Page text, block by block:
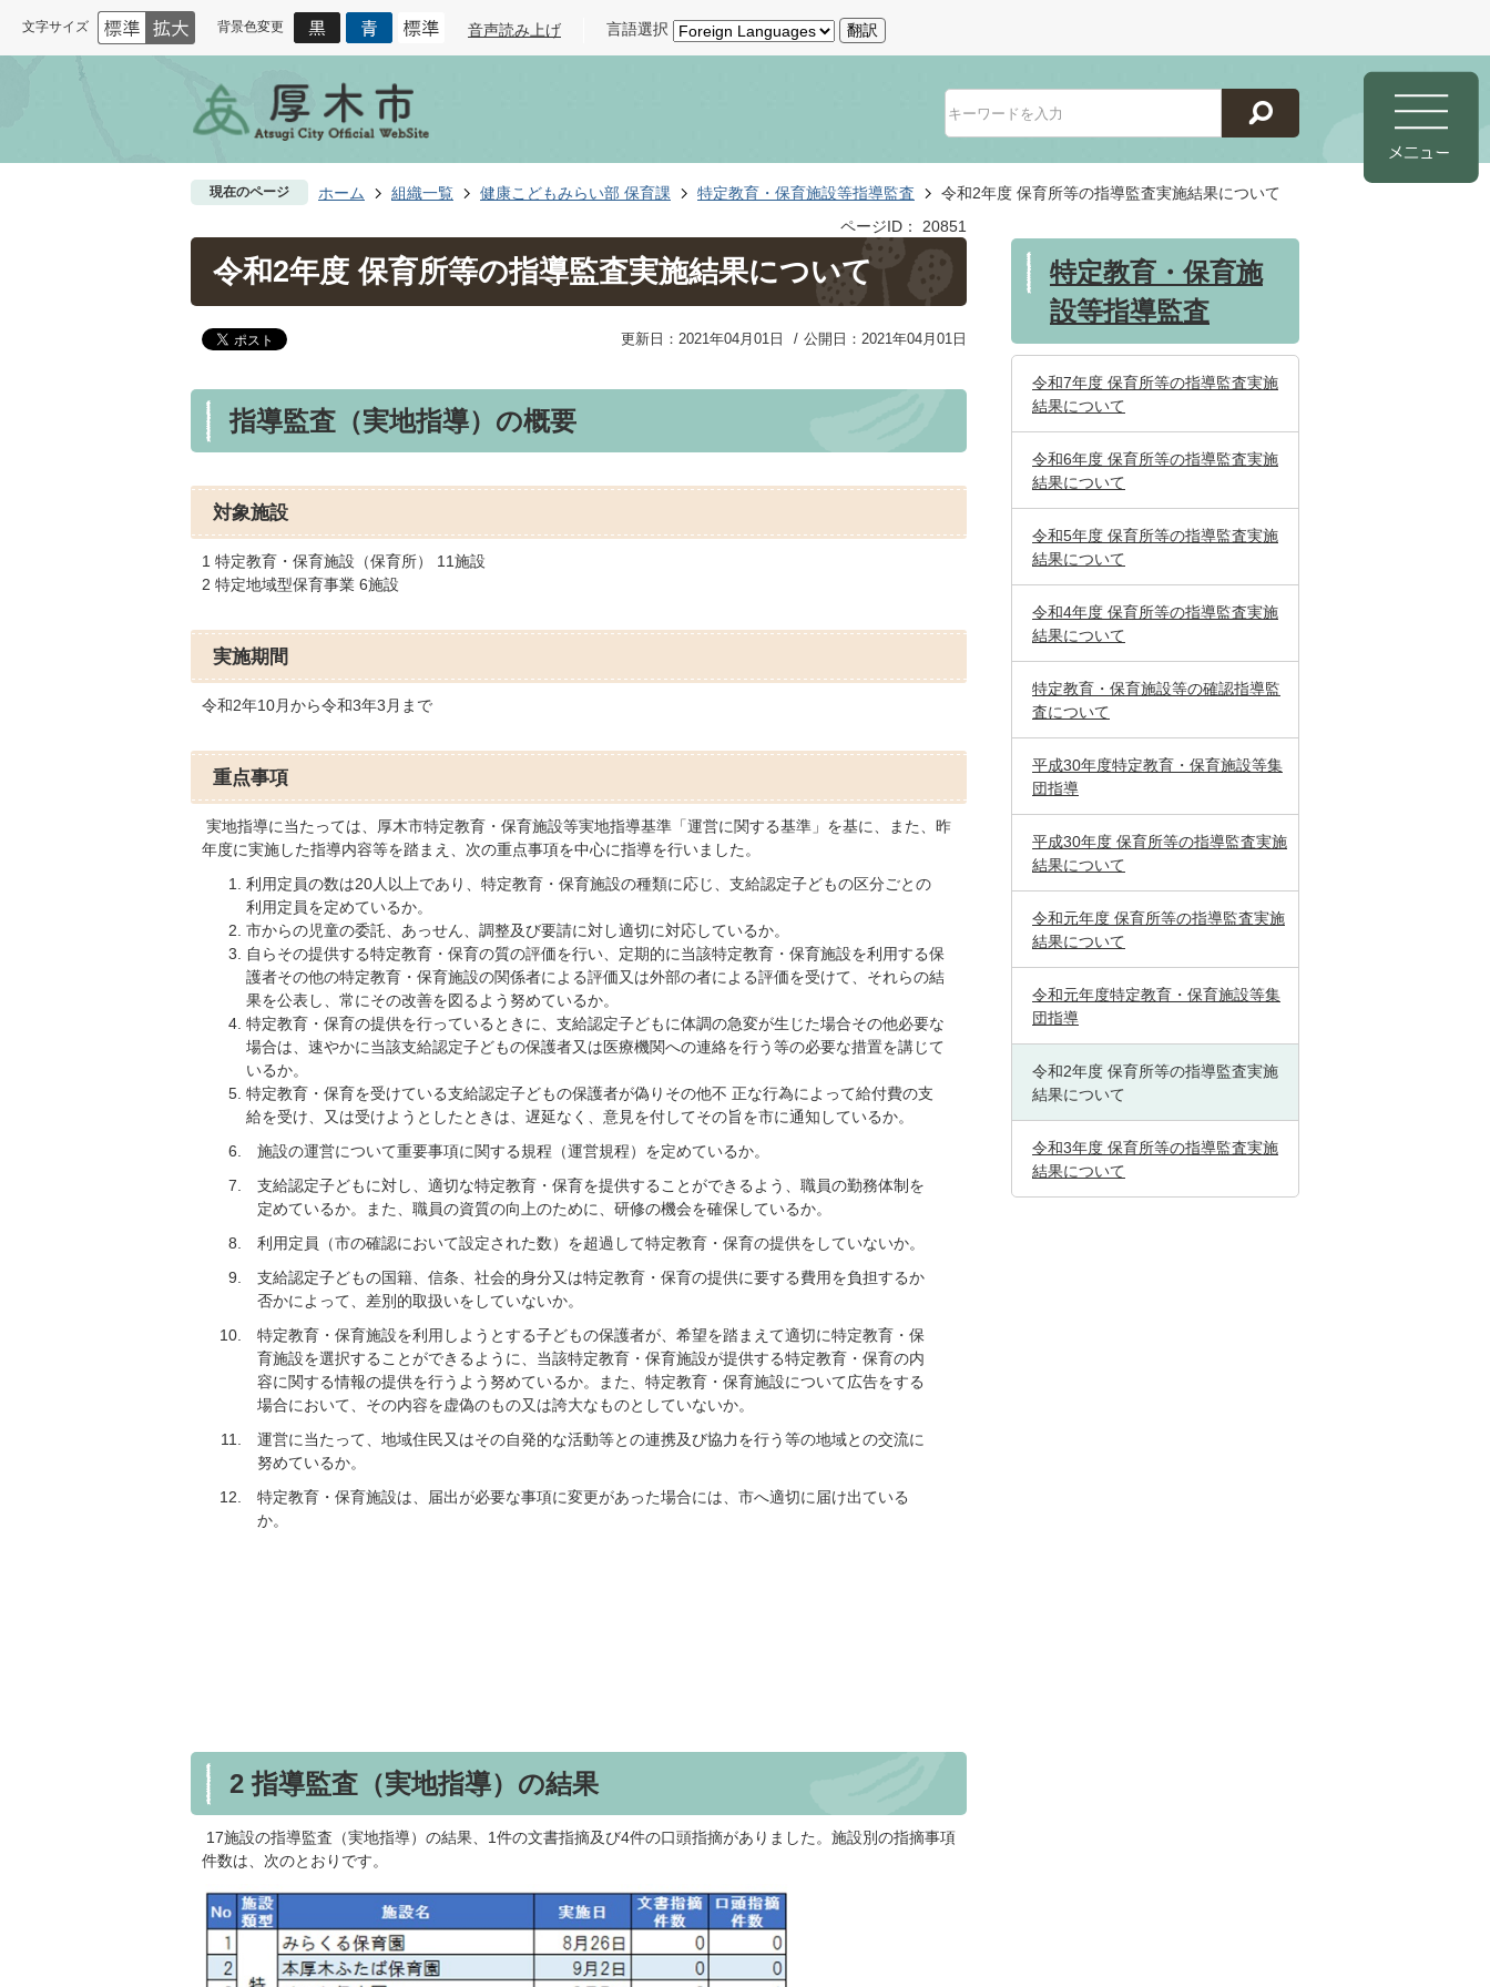
文字サイズ 背景色変更 音声読み上げ 言語選択 翻訳
現在のページ ホーム 組織一覧 健康こどもみらい部 保育課 特定教育・保育施設等指導監査
令和2年度 保育所等の指導監査実施結果について
ページID：
20851
令和2年度 保育所等の指導監査実施結果について
更新日：2021年04月01日 公開日：2021年04月01日
指導監査（実地指導）の概要
対象施設
1 特定教育・保育施設（保育所） 11施設
2 特定地域型保育事業 6施設
実施期間
令和2年10月から令和3年3月まで
重点事項
実地指導に当たっては、厚木市特定教育・保育施設等実地指導基準「運営に関する基準」を基に、また、昨
年度に実施した指導内容等を踏まえ、次の重点事項を中心に指導を行いました。
利用定員の数は20人以上であり、特定教育・保育施設の種類に応じ、支給認定子どもの区分ごとの
利用定員を定めているか。
市からの児童の委託、あっせん、調整及び要請に対し適切に対応しているか。
自らその提供する特定教育・保育の質の評価を行い、定期的に当該特定教育・保育施設を利用する保
護者その他の特定教育・保育施設の関係者による評価又は外部の者による評価を受けて、それらの結
果を公表し、常にその改善を図るよう努めているか。
特定教育・保育の提供を行っているときに、支給認定子どもに体調の急変が生じた場合その他必要な
場合は、速やかに当該支給認定子どもの保護者又は医療機関への連絡を行う等の必要な措置を講じて
いるか。
特定教育・保育を受けている支給認定子どもの保護者が偽りその他不 正な行為によって給付費の支
給を受け、又は受けようとしたときは、遅延なく、意見を付してその旨を市に通知しているか。
施設の運営について重要事項に関する規程（運営規程）を定めているか。
支給認定子どもに対し、適切な特定教育・保育を提供することができるよう、職員の勤務体制を
定めているか。また、職員の資質の向上のために、研修の機会を確保しているか。
利用定員（市の確認において設定された数）を超過して特定教育・保育の提供をしていないか。
支給認定子どもの国籍、信条、社会的身分又は特定教育・保育の提供に要する費用を負担するか
否かによって、差別的取扱いをしていないか。
特定教育・保育施設を利用しようとする子どもの保護者が、希望を踏まえて適切に特定教育・保
育施設を選択することができるように、当該特定教育・保育施設が提供する特定教育・保育の内
容に関する情報の提供を行うよう努めているか。また、特定教育・保育施設について広告をする
場合において、その内容を虚偽のもの又は誇大なものとしていないか。
運営に当たって、地域住民又はその自発的な活動等との連携及び協力を行う等の地域との交流に
努めているか。
特定教育・保育施設は、届出が必要な事項に変更があった場合には、市へ適切に届け出ている
か。
2 指導監査（実地指導）の結果
17施設の指導監査（実地指導）の結果、1件の文書指摘及び4件の口頭指摘がありました。施設別の指摘事項
件数は、次のとおりです。
特定教育・保育施
設等指導監査
令和7年度 保育所等の指導監査実施
結果について
令和6年度 保育所等の指導監査実施
結果について
令和5年度 保育所等の指導監査実施
結果について
令和4年度 保育所等の指導監査実施
結果について
特定教育・保育施設等の確認指導監
査について
平成30年度特定教育・保育施設等集
団指導
平成30年度 保育所等の指導監査実施
結果について
令和元年度 保育所等の指導監査実施
結果について
令和元年度特定教育・保育施設等集
団指導
令和2年度 保育所等の指導監査実施
結果について
令和3年度 保育所等の指導監査実施
結果について